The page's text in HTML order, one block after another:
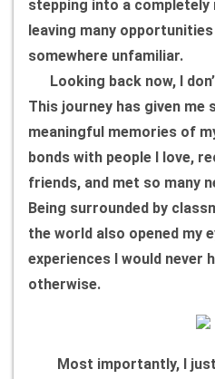
stepping into a
leaving many
somewhere unfamiliar.
Looking back now, I
This journey has given me
meaningful memories of
bonds with people I love,
friends, and met so many
Being surrounded by
the world also opened my
experiences I would never
otherwise.
Most importantly, I just